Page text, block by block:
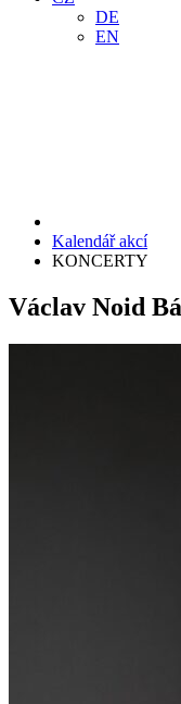
DE
EN
Kalendář akcí
KONCERTY
Václav Noid